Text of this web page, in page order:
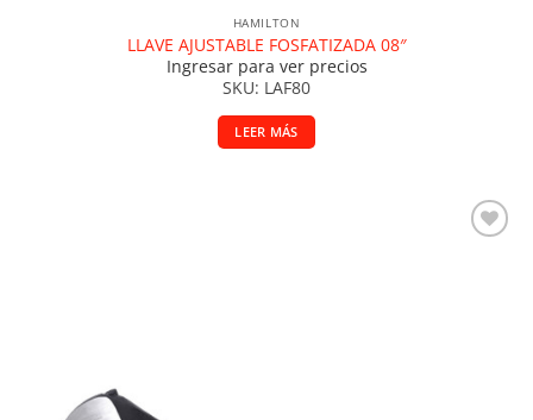
HAMILTON
LLAVE AJUSTABLE FOSFATIZADA 08″
Ingresar para ver precios
SKU: LAF80
LEER MÁS